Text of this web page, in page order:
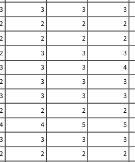
3 3 3 3
2 2 2 2
2 2 2 2
2 3 3 3
3 3 3 4
2 3 3 3
3 3 3 3
2 2 2 2
4 4 5 5
3 3 3 3
2 2 2 2